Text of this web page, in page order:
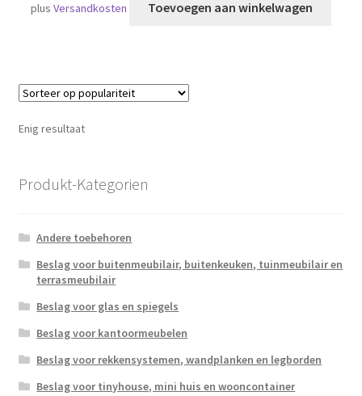
plusVersandkosten Toevoegen aan winkelwagen
Enig resultaat
Produkt-Kategorien
Andere toebehoren
Beslag voor buitenmeubilair, buitenkeuken, tuinmeubilair en
terrasmeubilair
Beslag voor glas en spiegels
Beslag voor kantoormeubelen
Beslag voor rekkensystemen, wandplanken en legborden
Beslag voor tinyhouse, mini huis en wooncontainer